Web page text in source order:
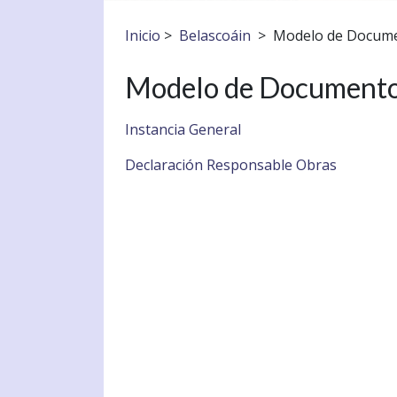
Inicio > Belascoáin > Modelo de
Modelo de
Instancia General
Declaración Responsable Obras